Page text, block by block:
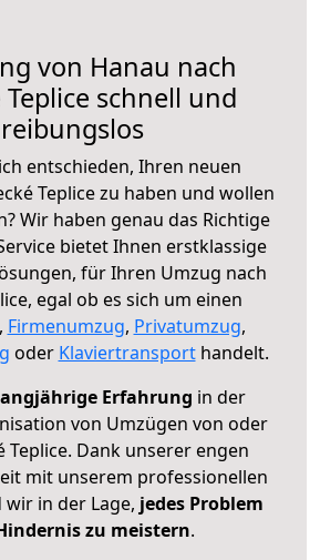
von Hanau nach
Teplice schnell und
reibungslos
entschieden, Ihren neuen
Teplice zu haben und wollen
Wir haben genau das Richtige
bietet Ihnen erstklassige
für Ihren Umzug nach
egal ob es sich um einen
, Firmenumzug, Privatumzug,
oder Klaviertransporthandelt.
Erfahrung in der
von Umzügen von oder
Teplice. Dank unserer engen
mit unserem professionellen
in der Lage, jedes Problem
zu meistern.